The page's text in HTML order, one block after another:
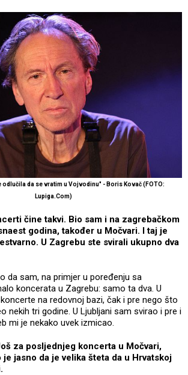
odlučila da se vratim u Vojvodinu" - Boris Kovač (FOTO:
Lupiga.Com)
čine takvi. Bio sam i na zagrebačkom
godina, također u Močvari. I taj je
U Zagrebu ste svirali ukupno dva
da sam, na primjer u poređenju sa
koncerata u Zagrebu: samo ta dva. U
na redovnoj bazi, čak i pre nego što
nekih tri godine. U Ljubljani sam svirao i pre i
mi je nekako uvek izmicao.
za posljednjeg koncerta u Močvari,
jasno da je velika šteta da u Hrvatskoj